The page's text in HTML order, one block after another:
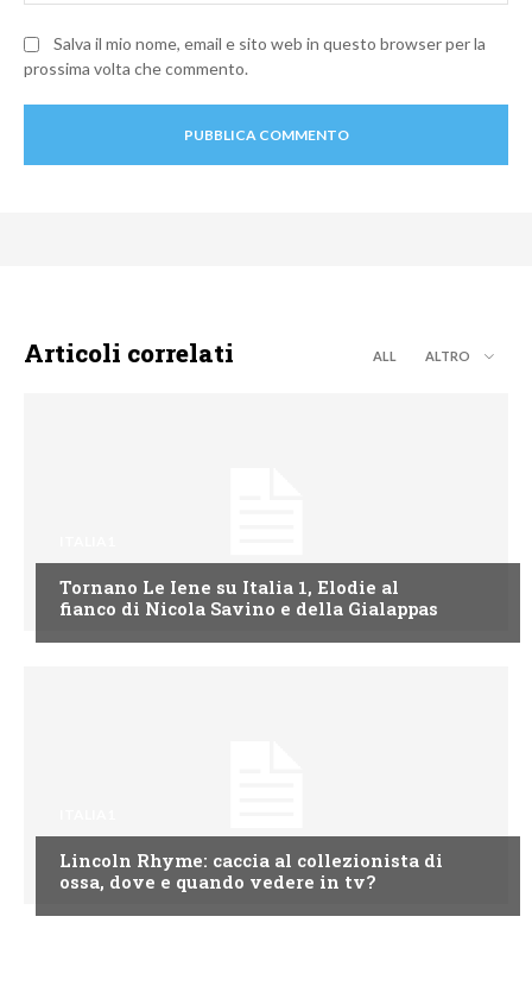
Salva il mio nome, email e sito web in questo browser per la
prossima volta che commento.
Articoli correlati ALL ALTRO
Tornano Le Iene su Italia 1, Elodie al
fianco di Nicola Savino e della Gialappas
Lincoln Rhyme: caccia al collezionista di
ossa, dove e quando vedere in tv?